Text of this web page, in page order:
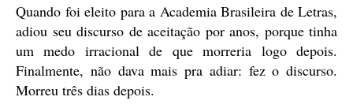
Quando foi eleito para a Academia Brasileira de Letras,
adiou seu discurso de aceitação por anos, porque tinha
um medo irracional de que morreria logo depois.
Finalmente, não dava mais pra adiar: fez o discurso.
Morreu três dias depois.